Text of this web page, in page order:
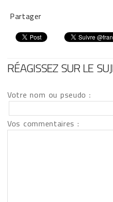
Partager
RÉAGISSEZ SUR LE
Votre nom ou pseudo :
Vos commentaires :